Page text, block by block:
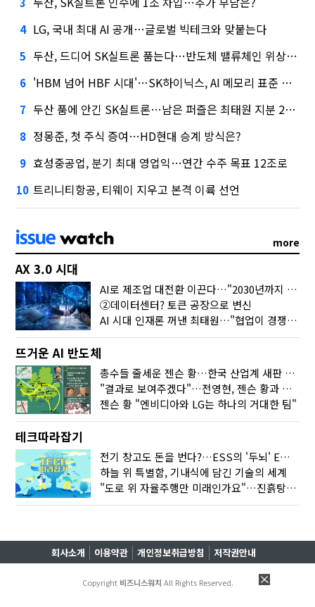
4 LG, 국내 최대 AI 공개…글로벌 빅테크와 맞붙는다
5 두산, 드디어 SK실트론 품는다…반도체 밸류체인 위상 강화
6 'HBM 넘어 HBF 시대'…SK하이닉스, AI 메모리 표준 선점 나섰다
7 두산 품에 안긴 SK실트론…남은 퍼즐은 최태원 지분 29.4%
8 정몽준, 첫 주식 증여…HD현대 승계 방식은?
9 효성중공업, 분기 최대 영업익…연간 수주 목표 12조로
10 트리니티항공, 티웨이 지우고 본격 이륙 선언
more
AX 3.0 시대
AI로 제조업 대전환 이끈다…"2030년까지 민관합동 20조 투자"
②데이터센터? 토큰 공장으로 변신
AI 시대 인재론 꺼낸 최태원…"협업이 경쟁력"
뜨거운 AI 반도체
총수들 줄세운 젠슨 황…한국 산업계 새판 짰다
"결과로 보여주겠다"…전영현, 젠슨 황과 HBM5 논의
젠슨 황 "엔비디아와 LG는 하나의 거대한 팀"
테크따라잡기
전기 창고도 돈을 번다?…ESS의 '두뇌' EMO가 뭐길래
하늘 위 특별함, 기내식에 담긴 기술의 세계
"도로 위 자율주행만 미래인가요"…진흙탕서 길 내는 HD현대 AI 기술
회사소개 이용약관 개인정보취급방침 저작권안내
Copyright 비즈니스워치 All Rights Reserved.